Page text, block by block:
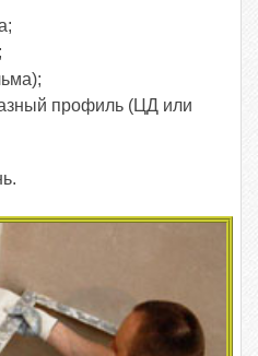
профиль (ЦД или